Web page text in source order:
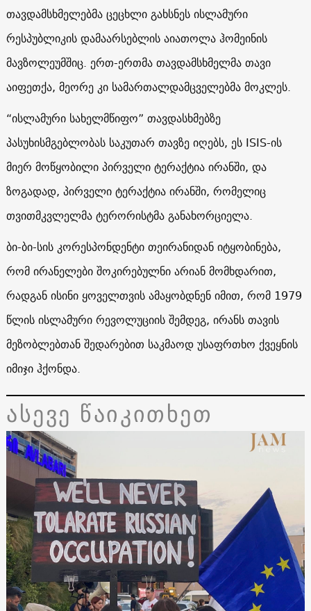
თავდამსხმელებმა ცეცხლი გახსნეს ისლამური
რესპუბლიკის დამაარსებლის აიათოლა ჰომეინის
მავზოლეუმშიც. ერთ-ერთმა თავდამსხმელმა თავი
აიფეთქა, მეორე კი სამართალდამცველებმა მოკლეს.
“ისლამური სახელმწიფო” თავდასხმებზე
პასუხისმგებლობას საკუთარ თავზე იღებს, ეს ISIS-ის
მიერ მოწყობილი პირველი ტერაქტია ირანში, და
ზოგადად, პირველი ტერაქტია ირანში, რომელიც
თვითმკვლელმა ტერორისტმა განახორციელა.
ბი-ბი-სის კორესპონდენტი თეირანიდან იტყობინება,
რომ ირანელები შოკირებულნი არიან მომხდარით,
რადგან ისინი ყოველთვის ამაყობდნენ იმით, რომ 1979
წლის ისლამური რევოლუციის შემდეგ, ირანს თავის
მეზობლებთან შედარებით საკმაოდ უსაფრთხო ქვეყნის
იმიჯი ჰქონდა.
ასევე წაიკითხეთ